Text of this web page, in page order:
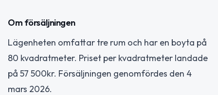
Om försäljningen
Lägenheten omfattar tre rum och har en boyta på
80 kvadratmeter. Priset per kvadratmeter landade
på 57 500kr. Försäljningen genomfördes den 4
mars 2026.